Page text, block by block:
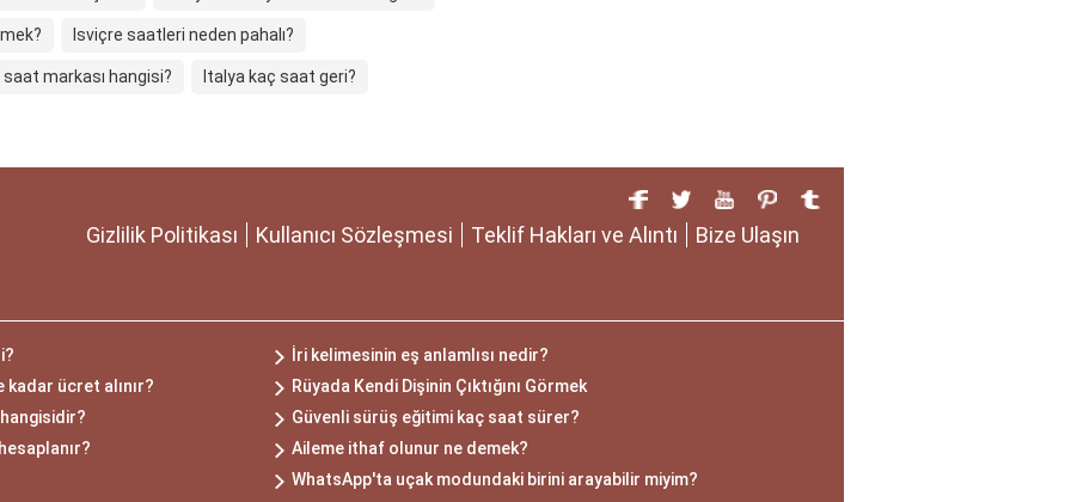
Isviçre saatleri neden pahalı?
saat markası hangisi? Italya kaç saat geri?
Gizlilik Politikası Kullanıcı Sözleşmesi Teklif Hakları ve Alıntı Bize Ulaşın
İri kelimesinin eş anlamlısı nedir?
kadar ücret alınır?
Rüyada Kendi Dişinin Çıktığını Görmek
Güvenli sürüş eğitimi kaç saat sürer?
Aileme ithaf olunur ne demek?
WhatsApp'ta uçak modundaki birini arayabilir miyim?